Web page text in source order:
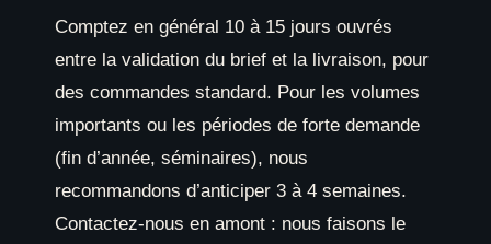
Comptez en général 10 à 15 jours ouvrés
entre la validation du brief et la livraison, pour
des commandes standard. Pour les volumes
importants ou les périodes de forte demande
(fin d’année, séminaires), nous
recommandons d’anticiper 3 à 4 semaines.
Contactez-nous en amont : nous faisons le